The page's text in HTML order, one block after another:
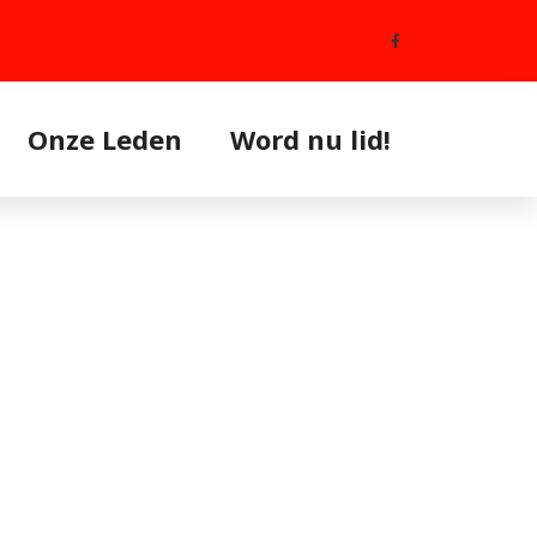
Onze Leden Word nu lid!